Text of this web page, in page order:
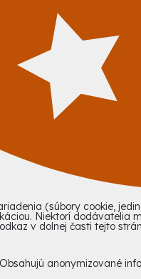
(súbory cookie,
Niektorí
v dolnej časti tejto
anonymizované